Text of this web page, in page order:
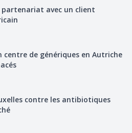
partenariat avec un client
centre de génériques en Autriche
contre les antibiotiques